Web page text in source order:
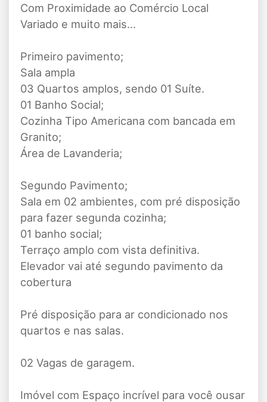
Com Proximidade ao Comércio Local
Variado e muito mais...
Primeiro pavimento;
Sala ampla
03 Quartos amplos, sendo 01 Suíte.
01 Banho Social;
Cozinha Tipo Americana com bancada em
Granito;
Área de Lavanderia;
Segundo Pavimento;
Sala em 02 ambientes, com pré disposição
para fazer segunda cozinha;
01 banho social;
Terraço amplo com vista definitiva.
Elevador vai até segundo pavimento da
cobertura
Pré disposição para ar condicionado nos
quartos e nas salas.
02 Vagas de garagem.
Imóvel com Espaço incrível para você ousar